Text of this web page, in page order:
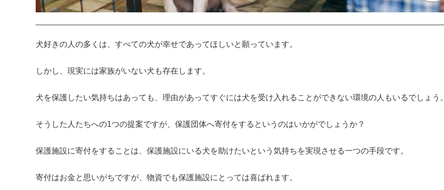
犬好きの人の多くは、すべての犬が幸せであってほしいと願っています。
しかし、現実には家族がいない犬も存在します。
犬を保護したい気持ちはあっても、理由があってすぐには犬を受け入れることができない環境の人もいるでしょう
そうした人たちへの1つの提案ですが、保護団体へ寄付をするというのはいかがでしょうか？
保護施設に寄付をすることは、保護施設にいる犬を助けたいという気持ちを実現させる一つの手段です。
寄付はお金と思いがちですが、物資でも保護施設にとっては喜ばれます。